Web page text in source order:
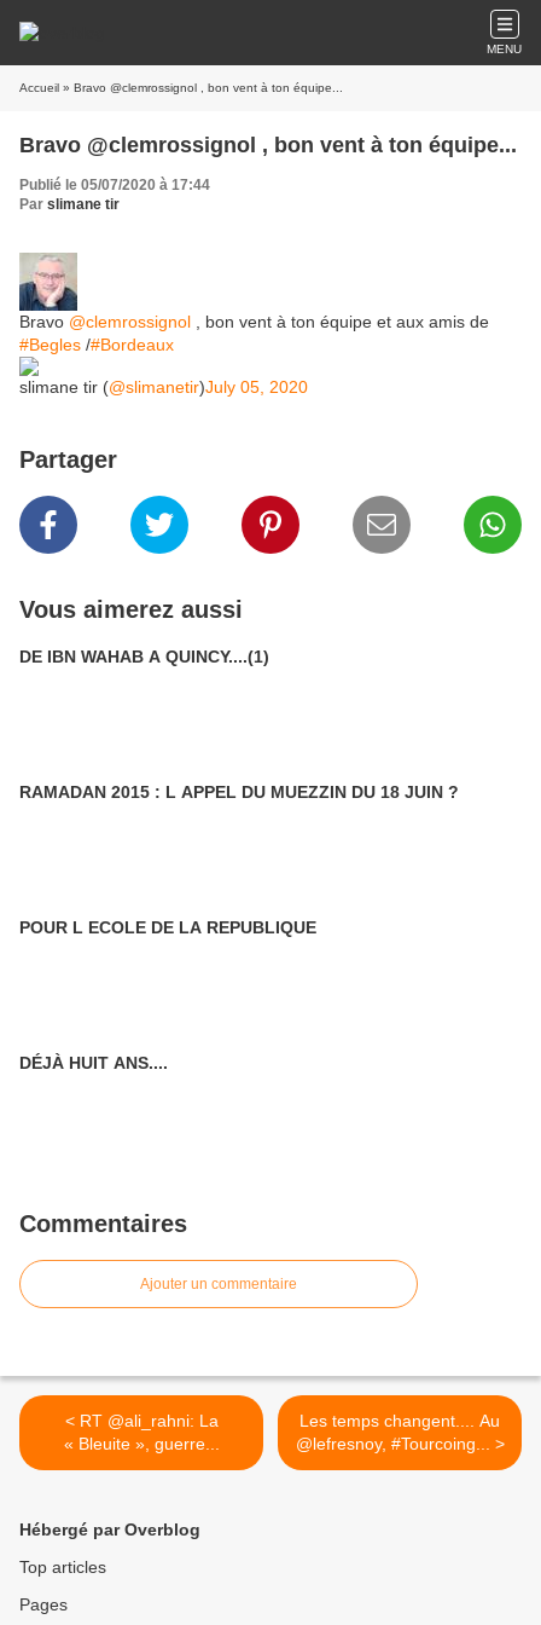
MENU
Accueil » Bravo @clemrossignol , bon vent à ton équipe...
Bravo @clemrossignol , bon vent à ton équipe...
Publié le 05/07/2020 à 17:44
Par slimane tir
Bravo @clemrossignol , bon vent à ton équipe et aux amis de
#Begles /#Bordeaux
slimane tir (@slimanetir)July 05, 2020
Partager
Vous aimerez aussi
DE IBN WAHAB A QUINCY....(1)
RAMADAN 2015 : L APPEL DU MUEZZIN DU 18 JUIN ?
POUR L ECOLE DE LA REPUBLIQUE
DÉJÀ HUIT ANS....
Commentaires
Ajouter un commentaire
< RT @ali_rahni: La
« Bleuite », guerre...
Les temps changent.... Au
@lefresnoy, #Tourcoing... >
Hébergé par Overblog
Top articles
Pages